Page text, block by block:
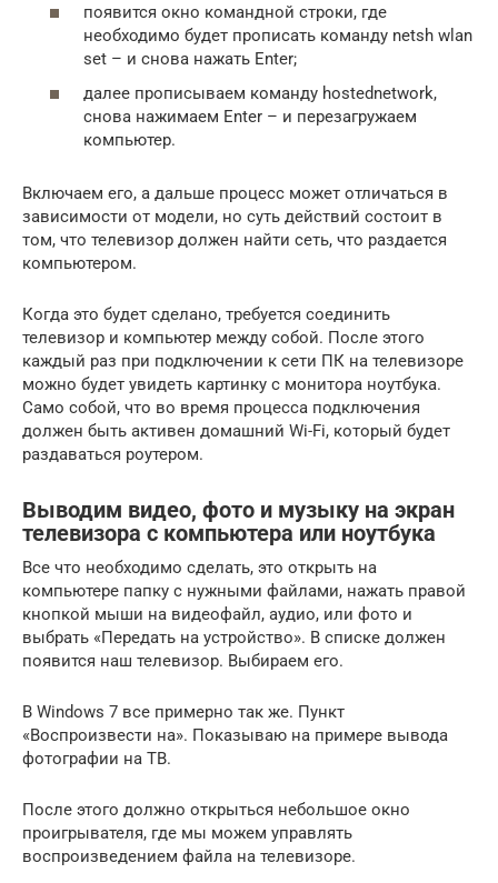
появится окно командной строки, где
необходимо будет прописать команду netsh wlan
set – и снова нажать Enter;
далее прописываем команду hostednetwork,
снова нажимаем Enter – и перезагружаем
компьютер.
Включаем его, а дальше процесс может отличаться в
зависимости от модели, но суть действий состоит в
том, что телевизор должен найти сеть, что раздается
компьютером.
Когда это будет сделано, требуется соединить
телевизор и компьютер между собой. После этого
каждый раз при подключении к сети ПК на телевизоре
можно будет увидеть картинку с монитора ноутбука.
Само собой, что во время процесса подключения
должен быть активен домашний Wi-Fi, который будет
раздаваться роутером.
Выводим видео, фото и музыку на экран
телевизора с компьютера или ноутбука
Все что необходимо сделать, это открыть на
компьютере папку с нужными файлами, нажать правой
кнопкой мыши на видеофайл, аудио, или фото и
выбрать «Передать на устройство». В списке должен
появится наш телевизор. Выбираем его.
В Windows 7 все примерно так же. Пункт
«Воспроизвести на». Показываю на примере вывода
фотографии на ТВ.
После этого должно открыться небольшое окно
проигрывателя, где мы можем управлять
воспроизведением файла на телевизоре.